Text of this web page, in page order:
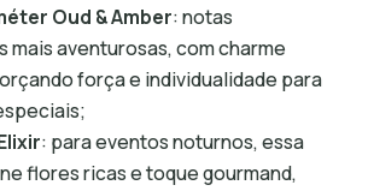
Oud & Amber: notas
mais aventurosas, com charme
força e individualidade para
: para eventos noturnos, essa
flores ricas e toque gourmand,